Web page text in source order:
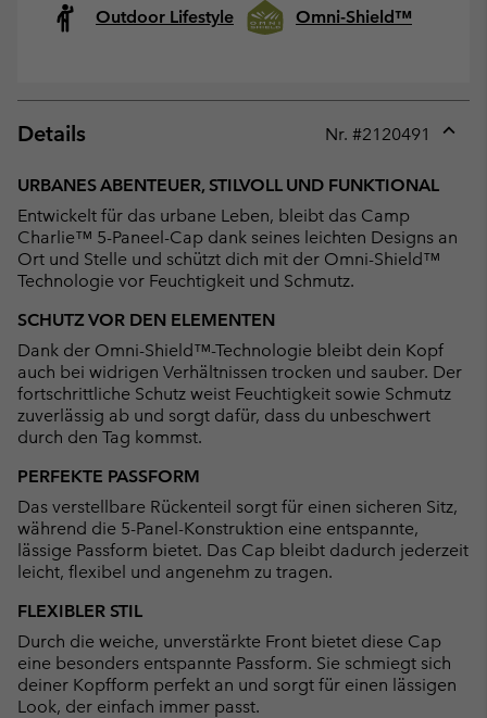
Outdoor Lifestyle Omni-Shield™
Details Nr. #2120491
URBANES ABENTEUER, STILVOLL UND FUNKTIONAL
Entwickelt für das urbane Leben, bleibt das Camp
Charlie™ 5-Paneel-Cap dank seines leichten Designs an
Ort und Stelle und schützt dich mit der Omni-Shield™
Technologie vor Feuchtigkeit und Schmutz.
SCHUTZ VOR DEN ELEMENTEN
Dank der Omni-Shield™-Technologie bleibt dein Kopf
auch bei widrigen Verhältnissen trocken und sauber. Der
fortschrittliche Schutz weist Feuchtigkeit sowie Schmutz
zuverlässig ab und sorgt dafür, dass du unbeschwert
durch den Tag kommst.
PERFEKTE PASSFORM
Das verstellbare Rückenteil sorgt für einen sicheren Sitz,
während die 5-Panel-Konstruktion eine entspannte,
lässige Passform bietet. Das Cap bleibt dadurch jederzeit
leicht, flexibel und angenehm zu tragen.
FLEXIBLER STIL
Durch die weiche, unverstärkte Front bietet diese Cap
eine besonders entspannte Passform. Sie schmiegt sich
deiner Kopfform perfekt an und sorgt für einen lässigen
Look, der einfach immer passt.